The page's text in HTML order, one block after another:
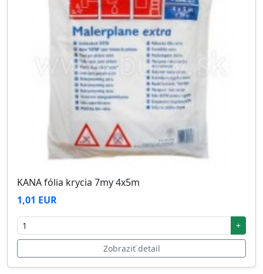
KANA fólia krycia 7my 4x5m
1,01 EUR
+
Zobraziť detail